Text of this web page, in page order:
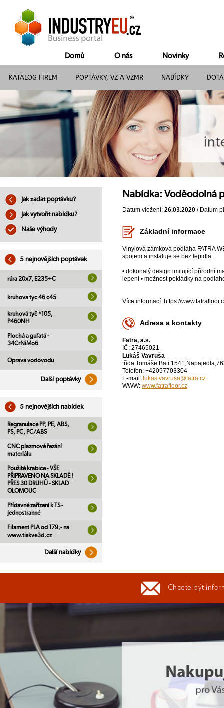
Domů O nás Novinky
KATALOG FIREM POPTÁVKY, VZ A VZMR NABÍDKY
Jak zadat poptávku?
Jak vytvořit nabídku?
Naše výhody
5 nejnovějších poptávek
rúra 20x7, E235+C
kruhova tyc 46 c45
kruhová tyč *105,
P460NH
Plochá a guľatá -
34CrNiMo6
Oprava vodovodu
Další poptávky
5 nejnovějších nabídek
Regranulace PP, PE, ABS,
PS, PC, PC/ABS
CNC plazmové řezání
materiálu
Použité krabice - VŠE
PŘIPRAVENO NA SKLADĚ !
PŘES 30 DRUHŮ - SKLAD
OLOMOUC
Přídavné zařízení k TS -
jednostranné
Filament PLA od 179,- na
www.tiskve3d.cz
Další nabídky
Nabídka: Voděodolná
Datum vložení: 26.03.2020 / Datum
Základní informace
Vinylová zámková podlaha FATRA
spojem a instaluje se bez lepidla.
• dokonalý design imitující přírodní
lepení • možnost pokládky na
Více informací: https://
Adresa a kontakty
Fatra, a.s.
IČ: 27465021
Lukáš Vavruša
třída Tomáše Bati
Telefon: +42057703304
E-mail: lukas.vavrusa@fatra.cz
WWW: www.fatrafloor.cz
Chcete být